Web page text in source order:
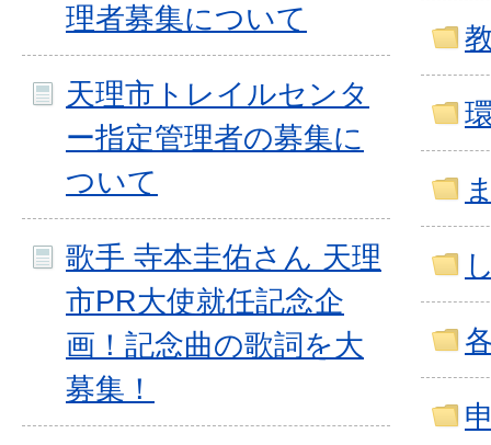
理者募集について
天理市トレイルセンタ
ー指定管理者の募集に
ついて
歌手 寺本圭佑さん 天理
市PR大使就任記念企
画！記念曲の歌詞を大
募集！